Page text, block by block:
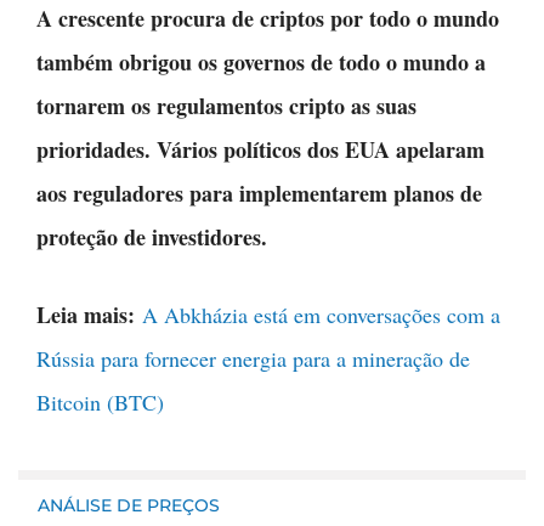
A crescente procura de criptos por todo o mundo
também obrigou os governos de todo o mundo a
tornarem os regulamentos cripto as suas
prioridades. Vários políticos dos EUA apelaram
aos reguladores para implementarem planos de
proteção de investidores.
Leia mais: A Abkházia está em conversações com a
Rússia para fornecer energia para a mineração de
Bitcoin (BTC)
ANÁLISE DE PREÇOS